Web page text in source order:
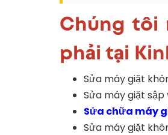
Chúng tôi
phải tại
Sửa máy giặt
Sửa máy giặt sập
Sửa chữa máy
Sửa máy giặt